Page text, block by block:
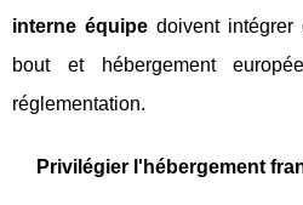
interne équipe doivent intégrer
bout et hébergement
réglementation.
Privilégier l'hébergement